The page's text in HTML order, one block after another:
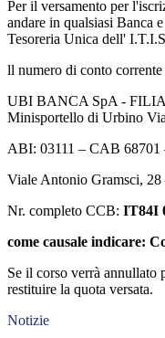
Per il versamento per
andare in qualsiasi Banca
Tesoreria Unica dell'
ll numero di conto corrente
UBI BANCA SpA -
Minisportello di Urbino
ABI: 03111 – CAB
Viale Antonio Gramsci,
Nr. completo CCB: IT84I
come causale indicare:
Se il corso verrà annullato
restituire la quota versata.
Notizie